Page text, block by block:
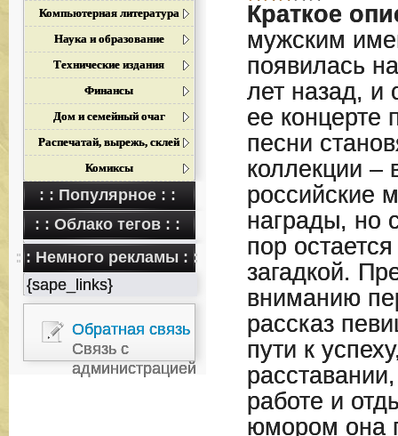
Компьютерная литература
Наука и образование
Технические издания
Финансы
Дом и семейный очаг
Распечатай, вырежь, склей
Комиксы
: : Популярное : :
: : Облако тегов : :
: : Немного рекламы : :
{sape_links}
Обратная связь
Связь с
администрацией
Краткое
мужским
появилась
лет назад, и
ее концерте
песни
коллекции –
российские
награды, но
пор
загадкой.
вниманию
рассказ
пути к
работе и
юмором она